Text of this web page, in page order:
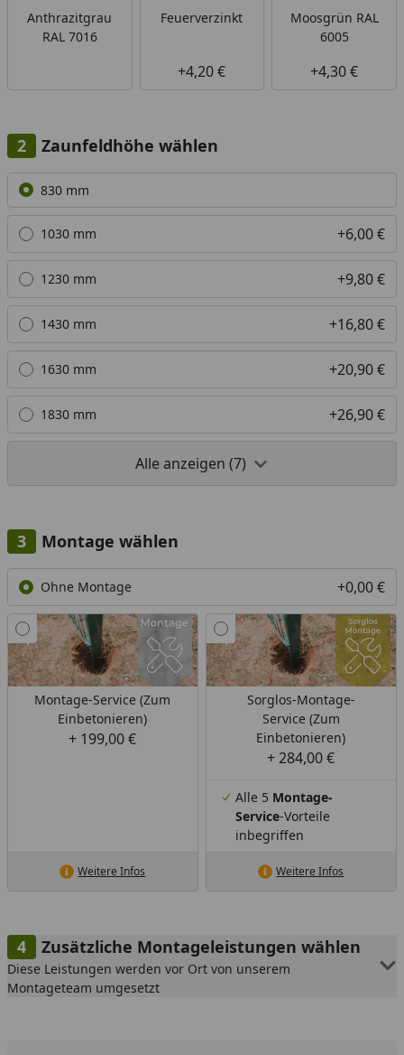
Anthrazitgrau
RAL 7016
Feuerverzinkt
+4,20 €
Moosgrün RAL
6005
+4,30 €
Zaunfeldhöhe wählen
Alle anzeigen (7)
830 mm
1030 mm +6,00 €
1230 mm +9,80 €
1430 mm +16,80 €
1630 mm +20,90 €
1830 mm +26,90 €
Alle anzeigen (7)
Montage wählen
Ohne Montage +0,00 €
Montage-Service (Zum
Einbetonieren)
+ 199,00 €
Weitere Infos
Sorglos-Montage-
Service (Zum
Einbetonieren)
+ 284,00 €
Alle 5 Montage-
Service-Vorteile
inbegriffen
Weitere Infos
Zusätzliche Montageleistungen wählen
Diese Leistungen werden vor Ort von unserem
Montageteam umgesetzt